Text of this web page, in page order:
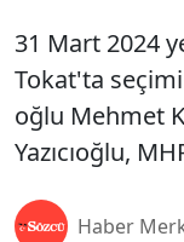
31 Mart 2024
Tokat'ta seçimi
oğlu Mehmet
Yazıcıoğlu,
Haber